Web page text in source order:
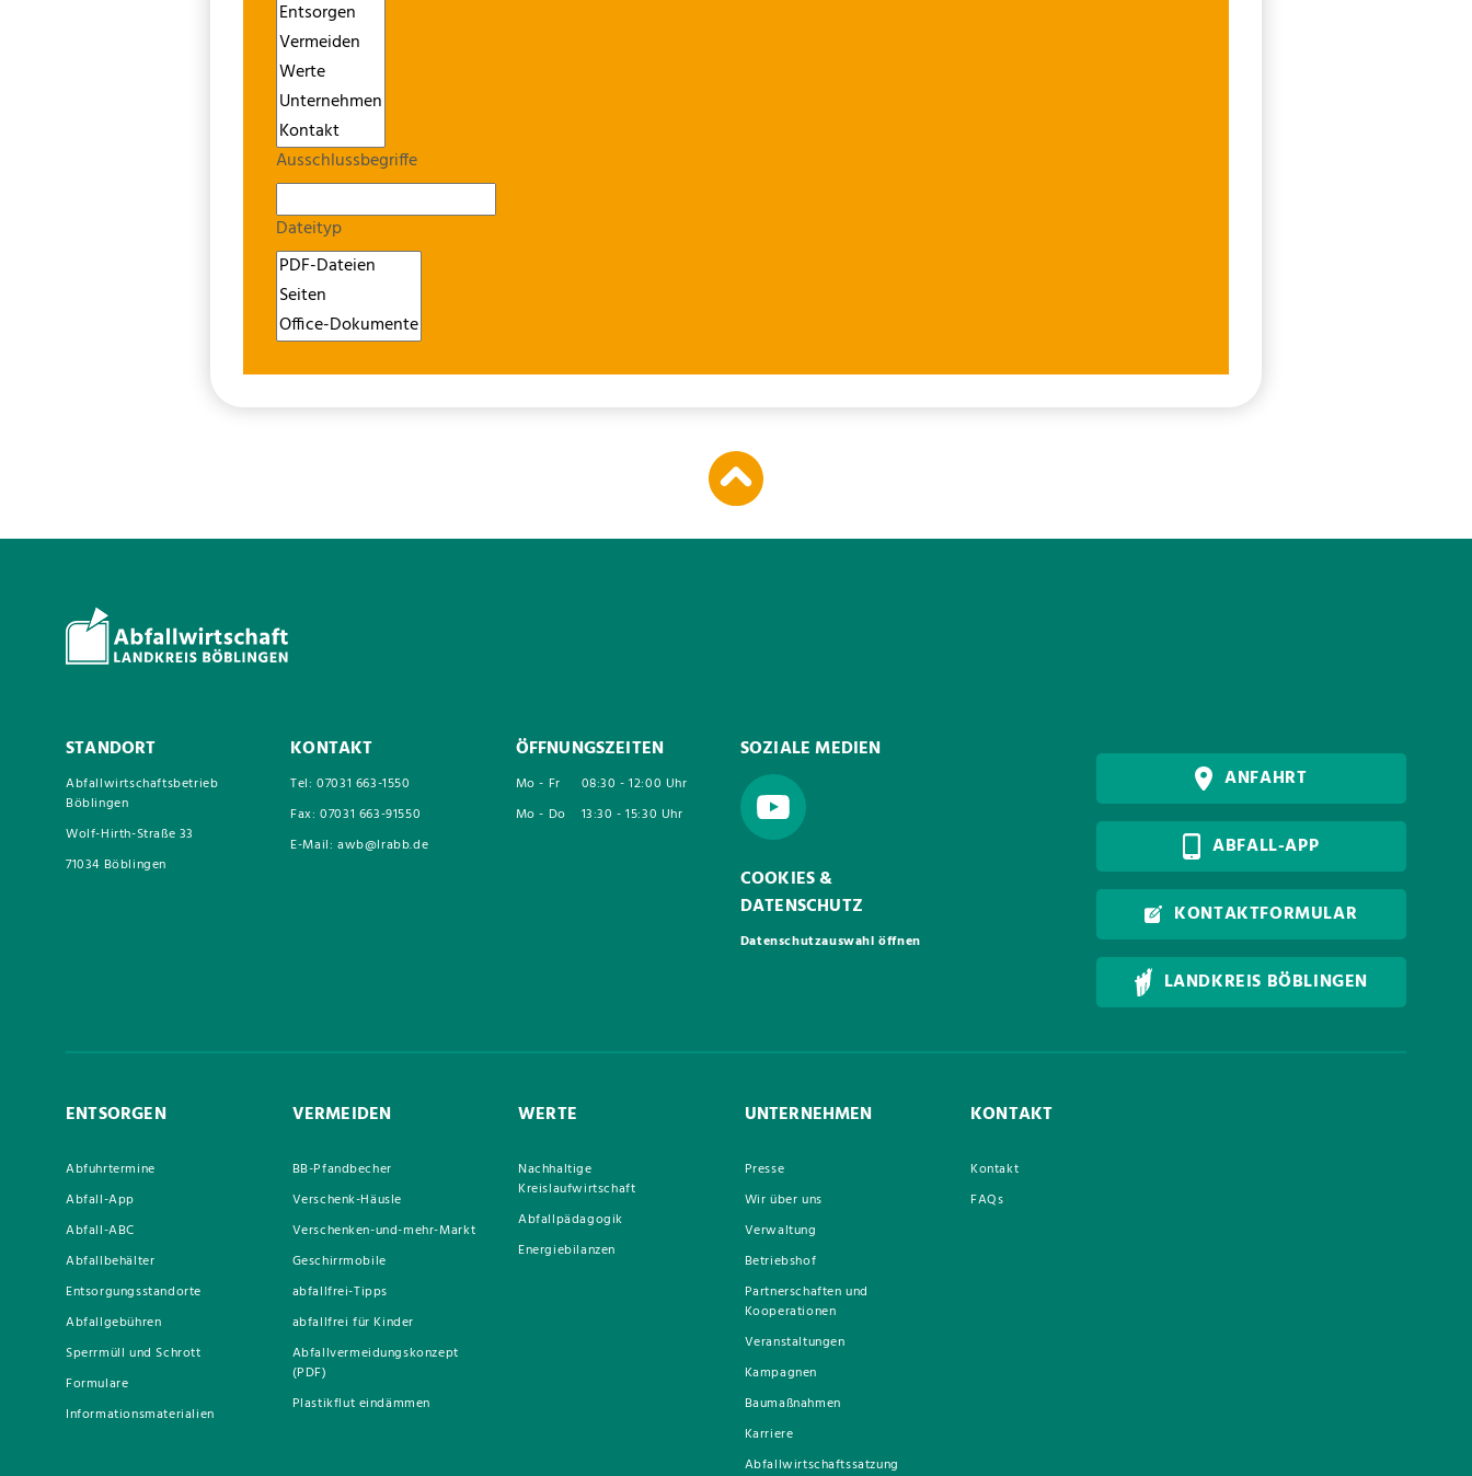
Ausschlussbegriffe
Dateityp
STANDORT
Abfallwirtschaftsbetrieb
Böblingen
Wolf-Hirth-Straße 33
71034 Böblingen
KONTAKT
Tel: 07031 663-1550
Fax: 07031 663-91550
E-Mail: awb@lrabb.de
ÖFFNUNGSZEITEN
Mo - Fr
08:30 - 12:00 Uhr
Mo - Do
13:30 - 15:30 Uhr
SOZIALE MEDIEN
COOKIES &
DATENSCHUTZ
Datenschutzauswahl öffnen
ANFAHRT
ABFALL-APP
KONTAKTFORMULAR
LANDKREIS BÖBLINGEN
ENTSORGEN
Abfuhrtermine
Abfall-App
Abfall-ABC
Abfallbehälter
Entsorgungsstandorte
Abfallgebühren
Sperrmüll und Schrott
Formulare
Informationsmaterialien
VERMEIDEN
BB-Pfandbecher
Verschenk-Häusle
Verschenken-und-mehr-Markt
Geschirrmobile
abfallfrei-Tipps
abfallfrei für Kinder
Abfallvermeidungskonzept
(PDF)
Plastikflut eindämmen
WERTE
Nachhaltige
Kreislaufwirtschaft
Abfallpädagogik
Energiebilanzen
UNTERNEHMEN
Presse
Wir über uns
Verwaltung
Betriebshof
Partnerschaften und
Kooperationen
Veranstaltungen
Kampagnen
Baumaßnahmen
Karriere
Abfallwirtschaftssatzung
KONTAKT
Kontakt
FAQs